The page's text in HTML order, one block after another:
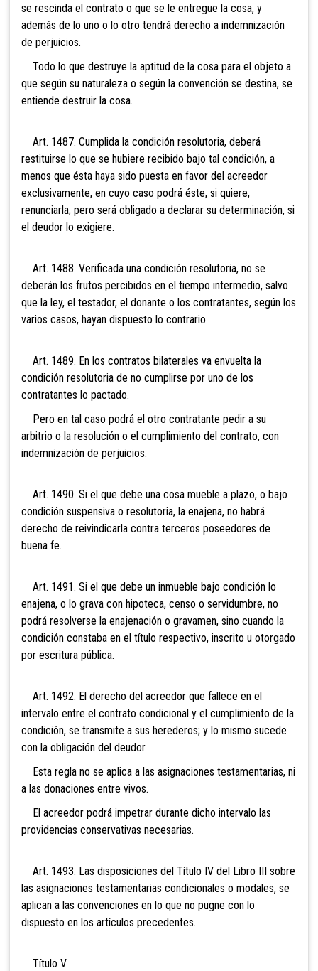
se rescinda el contrato o que se le entregue la cosa, y
además de lo uno o lo otro tendrá derecho a indemnización
de perjuicios.
Todo lo que destruye la aptitud de la cosa para el objeto a
que según su naturaleza o según la convención se destina, se
entiende destruir la cosa.
Art. 1487. Cumplida la condición resolutoria, deberá
restituirse lo que se hubiere recibido bajo tal condición, a
menos que ésta haya sido puesta en favor del acreedor
exclusivamente, en cuyo caso podrá éste, si quiere,
renunciarla; pero será obligado a declarar su determinación, si
el deudor lo exigiere.
Art. 1488. Verificada una condición resolutoria, no se
deberán los frutos percibidos en el tiempo intermedio, salvo
que la ley, el testador, el donante o los contratantes, según los
varios casos, hayan dispuesto lo contrario.
Art. 1489. En los contratos bilaterales va envuelta la
condición resolutoria de no cumplirse por uno de los
contratantes lo pactado.
Pero en tal caso podrá el otro contratante pedir a su
arbitrio o la resolución o el cumplimiento del contrato, con
indemnización de perjuicios.
Art. 1490. Si el que debe una cosa mueble a plazo, o bajo
condición suspensiva o resolutoria, la enajena, no habrá
derecho de reivindicarla contra terceros poseedores de
buena fe.
Art. 1491. Si el que debe un inmueble bajo condición lo
enajena, o lo grava con hipoteca, censo o servidumbre, no
podrá resolverse la enajenación o gravamen, sino cuando la
condición constaba en el título respectivo, inscrito u otorgado
por escritura pública.
Art. 1492. El derecho del acreedor que fallece en el
intervalo entre el contrato condicional y el cumplimiento de la
condición, se transmite a sus herederos; y lo mismo sucede
con la obligación del deudor.
Esta regla no se aplica a las asignaciones testamentarias, ni
a las donaciones entre vivos.
El acreedor podrá impetrar durante dicho intervalo las
providencias conservativas necesarias.
Art. 1493. Las disposiciones del Título IV del Libro III sobre
las asignaciones testamentarias condicionales o modales, se
aplican a las convenciones en lo que no pugne con lo
dispuesto en los artículos precedentes.
Título V